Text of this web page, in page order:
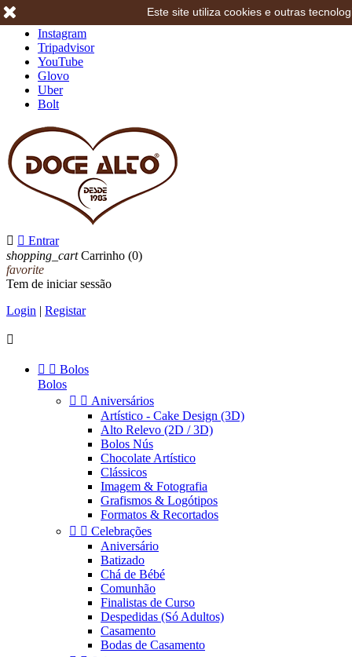
Instagram
Tripadvisor
YouTube
Glovo
Uber
Bolt
  Entrar
shopping_cart Carrinho (0)
favorite
Tem de iniciar sessão
Login | Registar

  Bolos
Bolos
  Aniversários
Artístico - Cake Design (3D)
Alto Relevo (2D / 3D)
Bolos Nús
Chocolate Artístico
Clássicos
Imagem & Fotografia
Grafismos & Logótipos
Formatos & Recortados
  Celebrações
Aniversário
Batizado
Chá de Bébé
Comunhão
Finalistas de Curso
Despedidas (Só Adultos)
Casamento
Bodas de Casamento
Este site utiliza cookies e outras